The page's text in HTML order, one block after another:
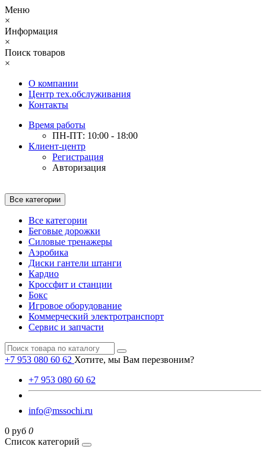
Меню
×
Информация
×
Поиск товаров
×
О компании
Центр тех.обслуживания
Контакты
Время работы
ПН-ПТ: 10:00 - 18:00
Клиент-центр
Регистрация
Авторизация
Все категории
Все категории
Беговые дорожки
Силовые тренажеры
Аэробика
Диски гантели штанги
Кардио
Кроссфит и станции
Бокс
Игровое оборудование
Коммерческий электротранспорт
Сервис и запчасти
+7 953 080 60 62 Хотите, мы Вам перезвоним?
+7 953 080 60 62
info@mssochi.ru
0 руб 0
Список категорий